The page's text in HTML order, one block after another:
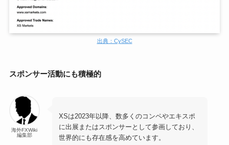
出典：CySEC
スポンサー活動にも積極的
海外FXWiki
編集部
XSは2023年以降、数多くのコンペやエキスポ
に出展またはスポンサーとして参画しており、
世界的にも存在感を高めています。